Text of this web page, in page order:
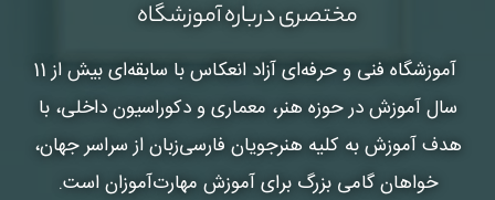
مختصری درباره آموزشگاه
آموزشگاه فنی و حرفه‌ای آزاد انعکاس
با سابقه‌ای بیش از 11
سال آموزش در حوزه هنر، معماری و دکوراسیون داخلی، با
هدف آموزش به کلیه هنرجویان فارسی‌زبان از سراسر جهان،
خواهان گامی بزرگ برای آموزش مهارت‌آموزان است.